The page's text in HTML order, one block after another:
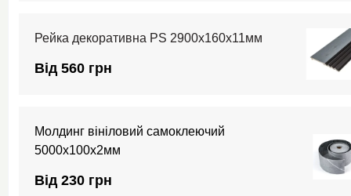
Рейка декоративна PS 2900х160х11мм
Від 560 грн
Молдинг вініловий самоклеючий
5000х100х2мм
Від 230 грн